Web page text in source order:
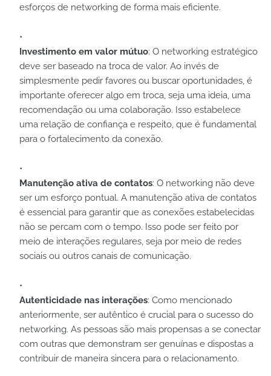
esforços de networking de forma mais eficiente.
Investimento em valor mútuo: O networking estratégico
deve ser baseado na troca de valor. Ao invés de
simplesmente pedir favores ou buscar oportunidades, é
importante oferecer algo em troca, seja uma ideia, uma
recomendação ou uma colaboração. Isso estabelece
uma relação de confiança e respeito, que é fundamental
para o fortalecimento da conexão.
Manutenção ativa de contatos: O networking não deve
ser um esforço pontual. A manutenção ativa de contatos
é essencial para garantir que as conexões estabelecidas
não se percam com o tempo. Isso pode ser feito por
meio de interações regulares, seja por meio de redes
sociais ou outros canais de comunicação.
Autenticidade nas interações: Como mencionado
anteriormente, ser autêntico é crucial para o sucesso do
networking. As pessoas são mais propensas a se conectar
com outras que demonstram ser genuínas e dispostas a
contribuir de maneira sincera para o relacionamento.